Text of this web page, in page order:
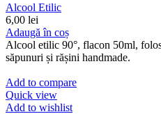
Alcool Etilic
6,00 lei
Adaugă în coș
Alcool etilic 90°, flacon 50ml,
săpunuri și rășini handmade.
Add to compare
Quick view
Add to wishlist